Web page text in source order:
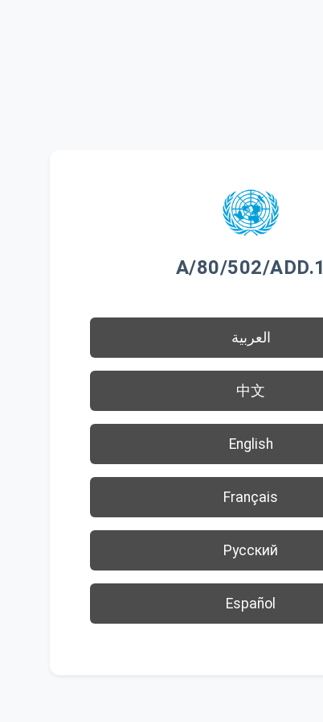
A/80/502/ADD.1
العربية
中文
English
Français
Русский
Español